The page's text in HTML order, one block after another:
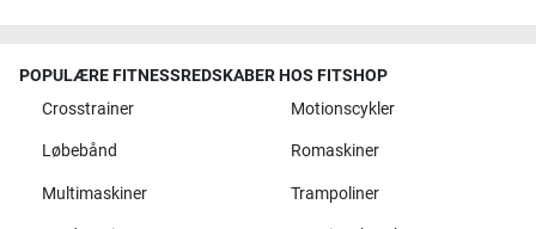
POPULÆRE FITNESSREDSKABER HOS FITSHOP
Crosstrainer
Motionscykler
Løbebånd Romaskiner
Multimaskiner Trampoliner